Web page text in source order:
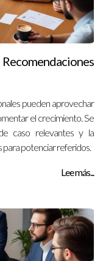
pueden aprovechar
el crecimiento. Se
caso relevantes y la
para potenciar referidos.
Lee más...